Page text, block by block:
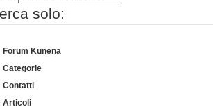
solo:
Forum Kunena
Categorie
Contatti
Articoli